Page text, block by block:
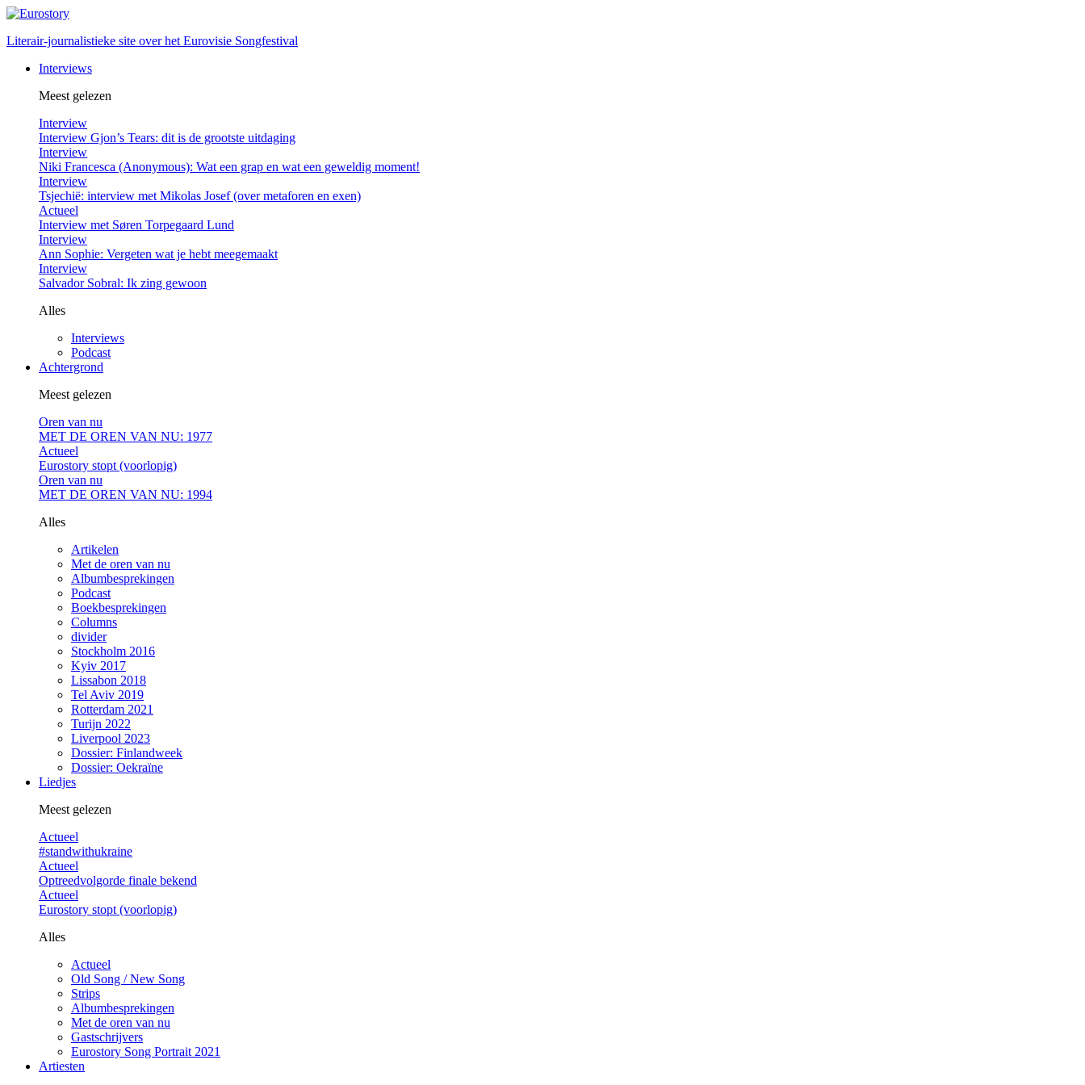
Literair-journalistieke site over het Eurovisie Songfestival
Interviews
Meest gelezen
Interview
Interview Gjon’s Tears: dit is de grootste uitdaging
Interview
Niki Francesca (Anonymous): Wat een grap en wat een geweldig moment!
Interview
Tsjechië: interview met Mikolas Josef (over metaforen en exen)
Actueel
Interview met Søren Torpegaard Lund
Interview
Ann Sophie: Vergeten wat je hebt meegemaakt
Interview
Salvador Sobral: Ik zing gewoon
Alles
Interviews
Podcast
Achtergrond
Meest gelezen
Oren van nu
MET DE OREN VAN NU: 1977
Actueel
Eurostory stopt (voorlopig)
Oren van nu
MET DE OREN VAN NU: 1994
Alles
Artikelen
Met de oren van nu
Albumbesprekingen
Podcast
Boekbesprekingen
Columns
divider
Stockholm 2016
Kyiv 2017
Lissabon 2018
Tel Aviv 2019
Rotterdam 2021
Turijn 2022
Liverpool 2023
Dossier: Finlandweek
Dossier: Oekraïne
Liedjes
Meest gelezen
Actueel
#standwithukraine
Actueel
Optreedvolgorde finale bekend
Actueel
Eurostory stopt (voorlopig)
Alles
Actueel
Old Song / New Song
Strips
Albumbesprekingen
Met de oren van nu
Gastschrijvers
Eurostory Song Portrait 2021
Artiesten